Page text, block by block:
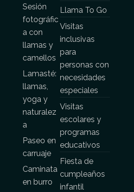
Sesión
fotográfic
a con
llamas y
camellos
Lamasté:
llamas,
yoga y
naturalez
a
Paseo en
carruaje
Caminata
en burro
Llama To Go
Visitas
inclusivas
para
personas con
necesidades
especiales
Visitas
escolares y
programas
educativos
Fiesta de
cumpleaños
infantil